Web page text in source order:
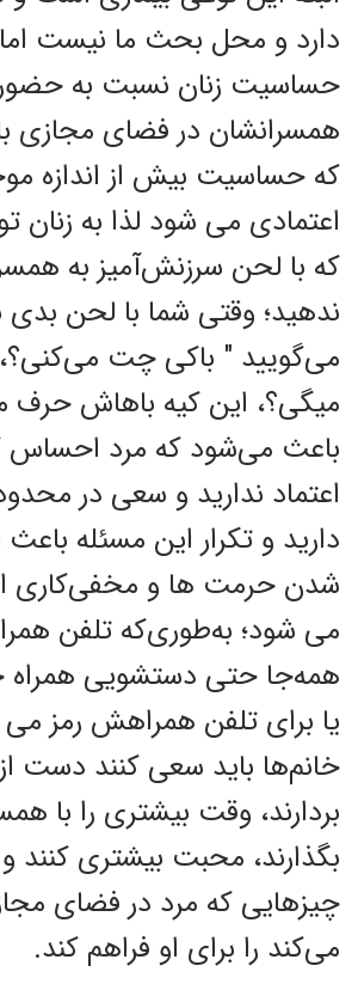
دارد و محل بحث ما نیست اما
حساسیت زنان نسبت به
همسرانشان در فضای مجازی
که حساسیت بیش از اندازه
اعتمادی می شود لذا به زنان
که با لحن سرزنش‌آمیز به
ندهید؛ وقتی شما با لحن
می‌گویید " باکی چت
میگی؟، این کیه باهاش حرف
باعث می‌شود که مرد احساس
اعتماد ندارید و سعی در
دارید و تکرار این مسئله
شدن حرمت ها و مخفی‌کاری
می شود؛ به‌طوری‌که تلفن
همه‌جا حتی دستشویی همراه
یا برای تلفن همراهش رمز می
خانم‌ها باید سعی کنند دست
بردارند، وقت بیشتری را با
بگذارند، محبت بیشتری کنند
چیزهایی که مرد در فضای
می‌کند را برای او فراهم کند.